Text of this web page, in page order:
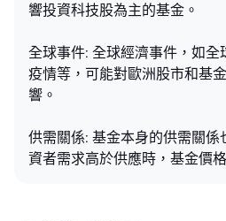
響投資科技股為主的基金。
全球事件: 全球經濟事件，如全
疫情等，可能對歐洲股市和基
響。
供需關係: 基金本身的供需關係
資者需求高於供應時，基金價